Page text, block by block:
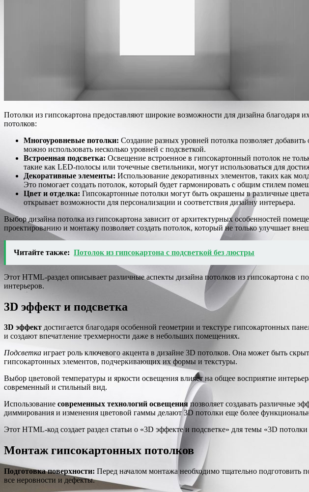
Потолки из гипсокартона предоставляют широкие возможности для дизайна благодаря
потолков:
Многоуровневые потолки: Создание разных уровней потолка позволяет
можно использовать несколько уровней с подсветкой.
Встроенная подсветка: Освещение встроенное в гипсокартонный потолок не
такие как LED-полосы или точечные светильники, могут использоваться для
Декоративные элементы: Использование декоративных элементов, таких как
Это помогает создать потолок, который будет гармонировать с общим стилем
Цвет и отделка: Гипсокартонные потолки могут быть окрашены в различные
открывает возможности для персонализации и соответствия дизайну интерьера.
Выбор дизайна потолка из гипсокартона зависит от архитектурных особенностей
проектированию и монтажу позволяет создать потолок, который не только улучшает
Читайте также: Потолок из гипсокартона с подсветкой без люстры
Этот HTML-раздел описывает различные аспекты дизайна потолков из гипсокартона
интерьеров.
3D эффект и подсветка
3D эффект достигается благодаря особенной геометрии и текстуре гипсокартонных
и создают впечатление трехмерности даже в небольших помещениях.
Подсветка играет роль ключевого акцента в дизайне 3D потолков. Она может быть
гипсокартонных элементов, подчеркивающих их формы и текстуры.
Выбор цветовой температуры и яркости освещения влияет на общее восприятие
современный и стильный вид.
Использование современных технологий освещенияпозволяет создавать различные
диммирования и изменения цветовой гаммы делают 3D потолки еще более
Этот HTML-код создает раздел статьи о «3D эффекте и подсветке» для темы «3D
Монтаж гипсокартонных потолков
Подготовка поверхности: Перед началом монтажа необходимо тщательно подготовить
все неровности и дефекты.